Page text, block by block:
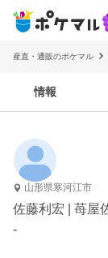
産直・通販のポケマル
情報
山形県寒河江市
佐藤利宏 | 苺屋
-